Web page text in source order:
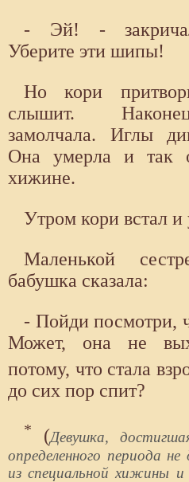
- Эй! -
Уберите эти шипы!
Но кори
слышит.
замолчала. Иглы
Она умерла и так
хижине.
Утром кори встал
Маленькой
бабушка сказала:
- Пойди посмотри,
Может, она не
потому, что стала
до сих пор спит?
* (Девушка,
определенного периода
из специальной хижины и